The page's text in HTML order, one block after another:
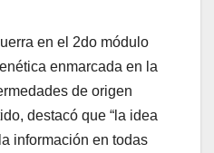
en el 2do módulo
enmarcada en la
de origen
destacó que “la idea
información en todas